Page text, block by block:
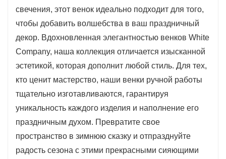
свечения, этот венок идеально подходит для того,
чтобы добавить волшебства в ваш праздничный
декор. Вдохновленная элегантностью венков White
Company, наша коллекция отличается изысканной
эстетикой, которая дополнит любой стиль. Для тех,
кто ценит мастерство, наши венки ручной работы
тщательно изготавливаются, гарантируя
уникальность каждого изделия и наполнение его
праздничным духом. Превратите свое
пространство в зимнюю сказку и отпразднуйте
радость сезона с этими прекрасными сияющими